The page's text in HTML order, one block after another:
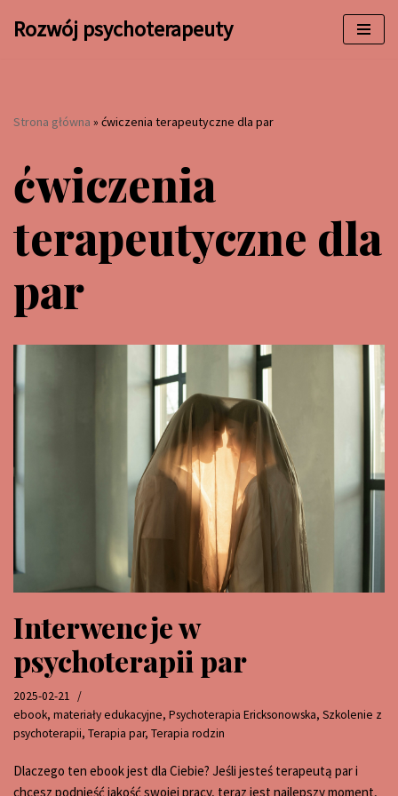
Rozwój psychoterapeuty
Strona główna » ćwiczenia terapeutyczne dla par
ćwiczenia
terapeutyczne dla
par
Interwencje w
psychoterapii par
2025-02-21
ebook, materiały edukacyjne, Psychoterapia Ericksonowska, Szkolenie z
psychoterapii, Terapia par, Terapia rodzin
Dlaczego ten ebook jest dla Ciebie? Jeśli jesteś terapeutą par i
chcesz podnieść jakość swojej pracy, teraz jest najlepszy moment,